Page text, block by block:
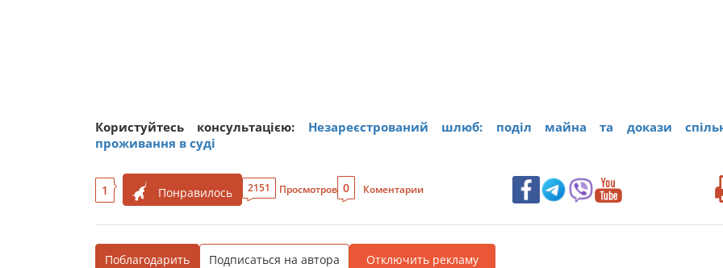
Користуйтесь консультацією: Незареєстрований шлюб: поділ майна та докази
проживання в суді
1 Понравилось 2151 Просмотров 0 Коментарии
Поблагодарить Подписаться на автора Отключить рекламу